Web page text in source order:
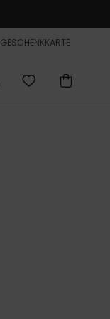
GESCHENKKARTE